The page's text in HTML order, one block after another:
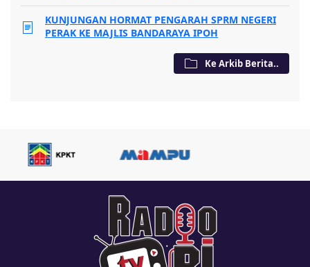
KUNJUNGAN HORMAT PENGARAH SPRM NEGERI
PERAK KE MAJLIS BANDARAYA IPOH
Ke Arkib Berita..